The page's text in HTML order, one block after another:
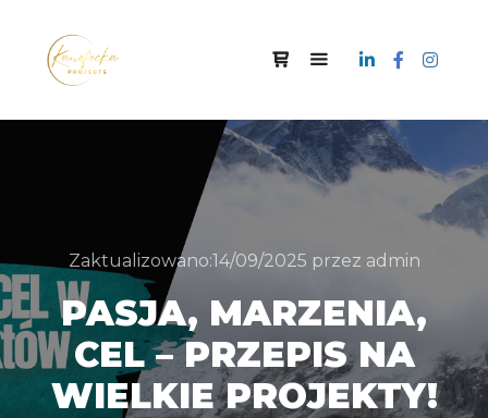
Zaktualizowano:14/09/2025 przez admin
PASJA, MARZENIA,
CEL – PRZEPIS NA
WIELKIE PROJEKTY!